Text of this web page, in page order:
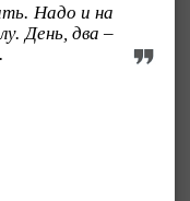
Надо и на
День, два –